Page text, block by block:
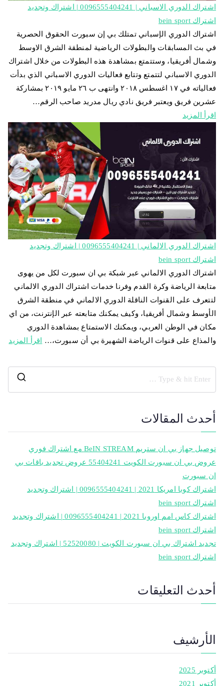
اشتراك الدوري الاسباني | 0096555404241 | اشتراك وتجديد
اشتراك bein sport
اشتراك الدوري الإسباني تمتلك بي إن سبورت الحقوق الحصرية
في بث المسابقات والبطولات الرياضية لمنطقة الشرق الاوسط
وشمال أفريقيا، وستتمتع بمشاهدة هذه البطولات من خلال اشتراك
الدوري الاسباني لتتمتع وتتابع فعاليات الدوري الاسباني الذي بدأت
فعالياته في ١٧ اغسطس ٢٠١٨ وانتهى ب ٢٦ مايو ٢٠١٩ بمشاركة
عشرين فريق ويعتبر فريق نادي ريال مدريد صاحب الرقم…
اقرأ المزيد
اشتراك الدوري الالماني | 0096555404241 | اشتراك وتجديد
اشتراك bein sport
اشتراك الدوري الالماني عبر شبكة بي ان سبورت لكل من يهوى
متابعة الرياضة وكرة القدم وفرنا خدمات اشتراك الدوري الالماني
لتتعرف على القنوات الناقلة الدوري الالماني في منطقة الشرق
الأوسط وشمال أفريقيا، وكيف يمكنك متابعته عبر الإنترنت، من اي
مكان في الوطن العربي، ويمكنك الاستمتاع بمشاهدة الدوري
والمذاع على قنوات الرياضة الشهيرة بي أن سبورت،…
اقرأ المزيد
أحدث المقالات
توصيل جهاز بي ان ستريم BeIN STREAM مع اشتراك فوري
عروض بي ان سبورت الكويت 55404241 عروض تجديد باقات بي
ان سبورت
اشتراك كوبا امريكا 2021 | 0096555404241 | اشتراك وتجديد
اشتراك bein sport
اشتراك كاس امم اوروبا 2021 | 0096555404241 | اشتراك وتجديد
اشتراك bein sport
تجديد اشتراك بي ان سبورت الكويت | 52520080 | اشتراك وتجديد
اشتراك bein sport
أحدث التعليقات
الأرشيف
أكتوبر 2025
أكتوبر 2021